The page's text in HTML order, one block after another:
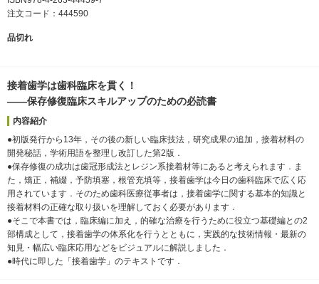
注文コード：444590
品切れ
接着歯学は歯科臨床を貫く！
――保存修復臨床スキルアップのための必読書
内容紹介
●初版発行から13年，その後の新しい臨床技法，研究成果の追加，接着材料の
開発秘話，学術用語を整理し改訂した第2版．
●保存修復の成功は歯冠形成法とレジン系接着材等にあると考えられます．ま
た，矯正，補綴，予防填塞，根管充填等，接着歯学は今日の歯科臨床で広く応
用されています．そのため歯科医療従事者は，接着歯学に関する基本的知識と
接着材料の正確な取り扱いを理解しておく必要があります．
●そこで本書では，臨床編に加え，的確な治療を行うために役立つ基礎編との2
部構成として，接着歯学の体系化を行うとともに，実践的な技術情報・最新の
知見・幅広い臨床応用などをビジュアルに解説しました．
●時代に即した「接着歯学」のテキストです．